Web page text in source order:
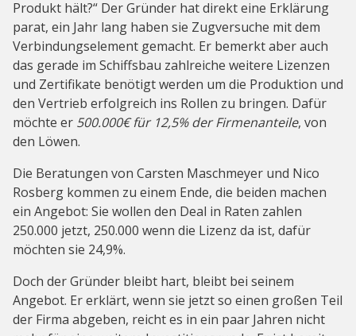
Produkt hält?“ Der Gründer hat direkt eine Erklärung
parat, ein Jahr lang haben sie Zugversuche mit dem
Verbindungselement gemacht. Er bemerkt aber auch
das gerade im Schiffsbau zahlreiche weitere Lizenzen
und Zertifikate benötigt werden um die Produktion und
den Vertrieb erfolgreich ins Rollen zu bringen. Dafür
möchte er 500.000€ für 12,5% der Firmenanteile, von
den Löwen.
Die Beratungen von Carsten Maschmeyer und Nico
Rosberg kommen zu einem Ende, die beiden machen
ein Angebot: Sie wollen den Deal in Raten zahlen
250.000 jetzt, 250.000 wenn die Lizenz da ist, dafür
möchten sie 24,9%.
Doch der Gründer bleibt hart, bleibt bei seinem
Angebot. Er erklärt, wenn sie jetzt so einen großen Teil
der Firma abgeben, reicht es in ein paar Jahren nicht